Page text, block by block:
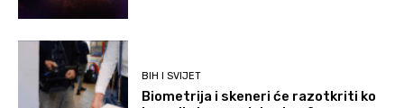
BIH I SVIJET
Biometrija i skeneri će razotkriti ko